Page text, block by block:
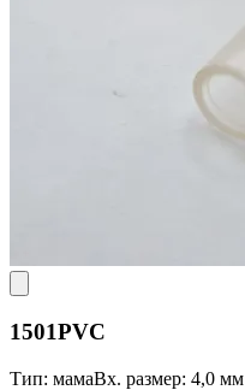
1501PVC
Тип: мамаВх. размер: 4,0 мм